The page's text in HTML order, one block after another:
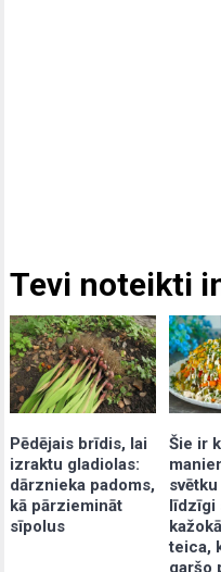
Tevi noteikti
Pēdējais brīdis, lai
izraktu gladiolas:
dārznieka padoms,
kā pārziemināt
sīpolus
Šie ir
līdzīgi
teica,
garšo